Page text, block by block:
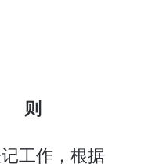
则
工作，根据